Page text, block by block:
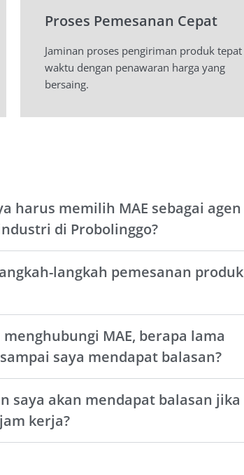
Proses Pemesanan Cepat
Jaminan proses pengiriman produk tepat
waktu dengan penawaran harga yang
bersaing.
harus memilih MAE sebagai agen
di Probolinggo?
langkah pemesanan produk
MAE, berapa lama
saya mendapat balasan?
saya akan mendapat balasan jika
kerja?